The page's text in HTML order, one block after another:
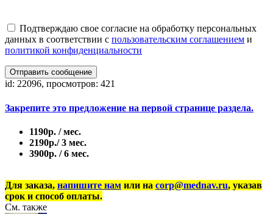
Подтверждаю свое согласие на обработку персональных
данных в соответствии с пользовательским соглашением и
политикой конфиденциальности
Отправить сообщение
id: 22096, просмотров: 421
Закрепите это предложение на первой странице раздела.
1190р. / мес.
2190р./ 3 мес.
3900р. / 6 мес.
Для заказа, напишите нам или на corp@mednav.ru, указав
срок и способ оплаты.
См. также